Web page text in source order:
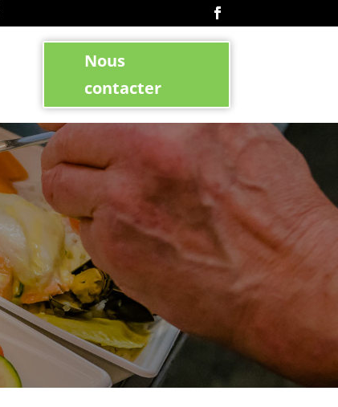
Nous
contacter